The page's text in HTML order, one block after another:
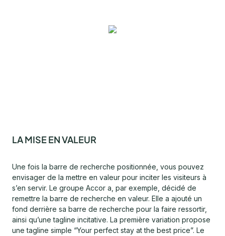
LA MISE EN VALEUR
Une fois la barre de recherche positionnée, vous pouvez
envisager de la mettre en valeur pour inciter les visiteurs à
s’en servir. Le groupe Accor a, par exemple, décidé de
remettre la barre de recherche en valeur. Elle a ajouté un
fond derrière sa barre de recherche pour la faire ressortir,
ainsi qu’une tagline incitative. La première variation propose
une tagline simple “Your perfect stay at the best price”. Le